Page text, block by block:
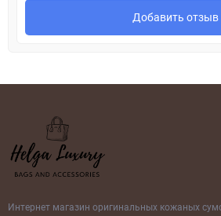
Добавить отзыв
Интернет магазин оригинальных кожаных